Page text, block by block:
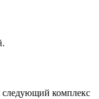
следующий комплекс